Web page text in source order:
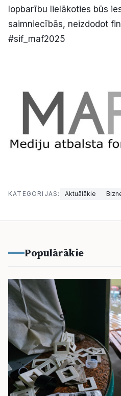
lopbarību lielākoties būs
saimniecībās, neizdodot
#sif_maf2025
KATEGORIJAS: Aktuālākie
Populārākie